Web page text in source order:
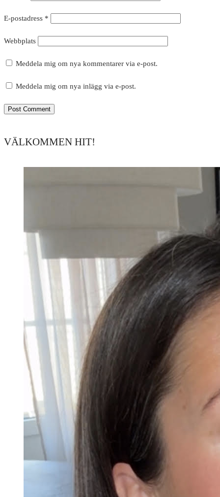
E-postadress *
Webbplats
Meddela mig om nya kommentarer via e-post.
Meddela mig om nya inlägg via e-post.
VÄLKOMMEN HIT!